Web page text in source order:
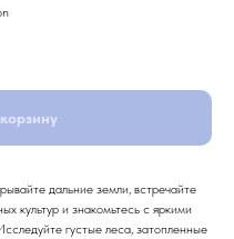
дальние земли, встречайте
культур и знакомьтесь с яркими
густые леса, затопленные